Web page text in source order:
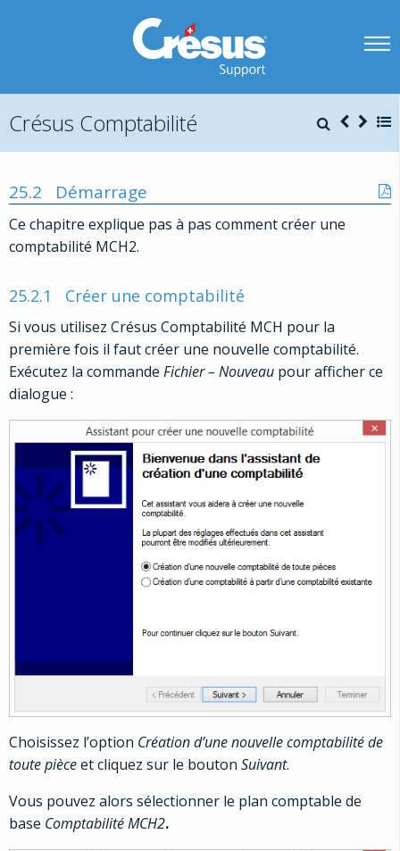
Crésus Comptabilité
25.2 Démarrage
Ce chapitre explique pas à pas comment créer une
comptabilité MCH2.
25.2.1 Créer une comptabilité
Si vous utilisez Crésus Comptabilité MCH pour la
première fois il faut créer une nouvelle comptabilité.
Exécutez la commande Fichier – Nouveau pour afficher ce
dialogue :
Choisissez l’option Création d’une nouvelle comptabilité de
toute pièceet cliquez sur le bouton Suivant.
Vous pouvez alors sélectionner le plan comptable de
base Comptabilité MCH2.